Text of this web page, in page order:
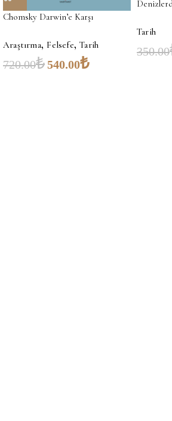
Chomsky Darwin’e Karşı
Araştırma, Felsefe, Tarih
720.00₺540.00₺
Tarih
350.00